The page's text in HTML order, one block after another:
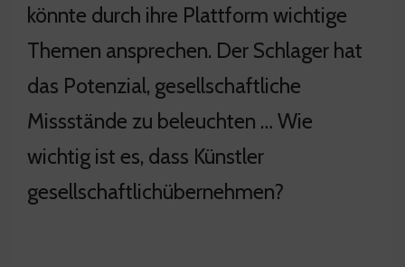
könnte durch ihre Plattform wichtige
Themen ansprechen. Der Schlager hat
das Potenzial, gesellschaftliche
Missstände zu beleuchten … Wie
wichtig ist es, dass Künstler
gesellschaftlichübernehmen?